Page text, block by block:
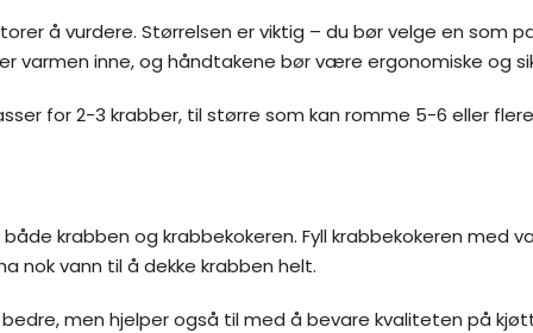
å vurdere. Størrelsen er viktig – du bør velge en som
varmen inne, og håndtakene bør være ergonomiske og
for 2-3 krabber, til større som kan romme 5-6 eller
krabben og krabbekokeren. Fyll krabbekokeren med
nok vann til å dekke krabben helt.
men hjelper også til med å bevare kvaliteten på